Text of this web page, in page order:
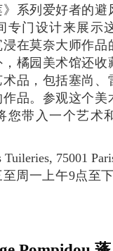
系列爱好者的避
专门设计来展示
在莫奈大师作品
橘园美术馆还收
品，包括塞尚、
品。参观这个美
您带入一个艺术
Tuileries, 75001
周一上午9点至